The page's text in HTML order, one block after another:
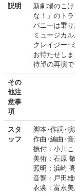
説明
新劇場のこ
な！」のト
パニーは乗
ミュージカ
クレイジー･
お待たせし
待望の再演で
その
他注
意事
項
スタ
ッフ
脚本･作詞･
作曲･編曲･
振付：小川
美術：石原 敬
照明：浜崎
音響：戸田
衣裳：富永美